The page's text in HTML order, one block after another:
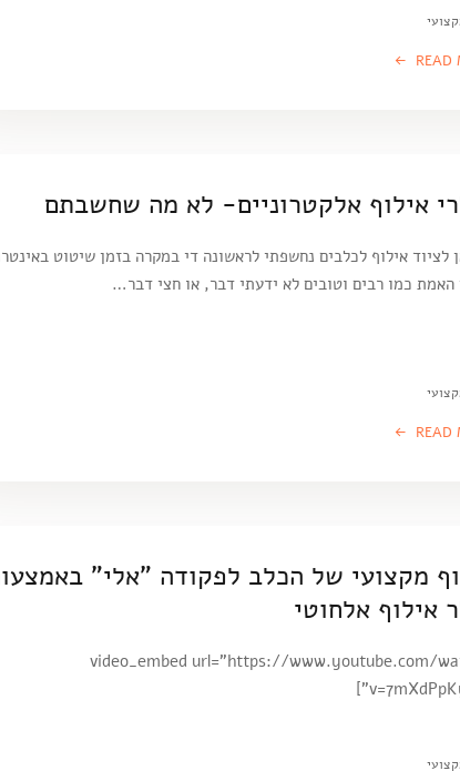
READ
אילוף אלקטרוניים- לא מה שחשבתם
לציוד אילוף לכלבים נחשפתי לראשונה די במקרה בזמן שיטוט
האמת כמו רבים וטובים לא ידעתי דבר, או חצי דבר…
READ
מקצועי של הכלב לפקודה "אלי"
אילוף אלחוטי
[video_embed url="https://www.youtube.com/